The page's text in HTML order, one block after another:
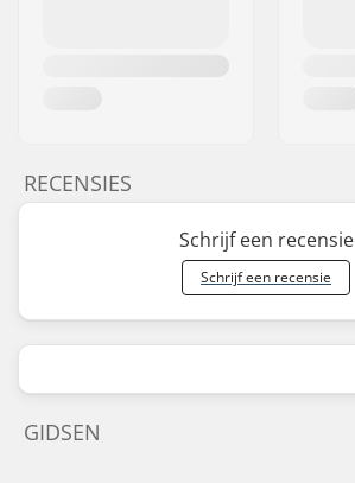
RECENSIES
Schrijf een recensie
Schrijf een recensie
GIDSEN